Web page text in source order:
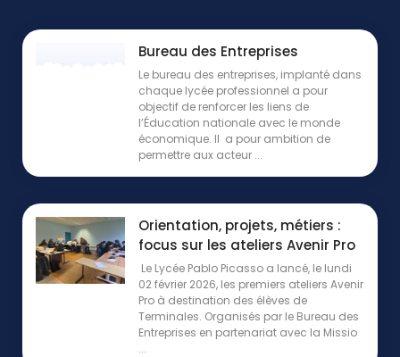
Bureau des Entreprises
Le bureau des entreprises, implanté dans
chaque lycée professionnel a pour
objectif de renforcer les liens de
l’Éducation nationale avec le monde
économique. Il a pour ambition de
permettre aux acteur ...
Orientation, projets, métiers :
focus sur les ateliers Avenir Pro
Le Lycée Pablo Picasso a lancé, le lundi
02 février 2026, les premiers ateliers Avenir
Pro à destination des élèves de
Terminales. Organisés par le Bureau des
Entreprises en partenariat avec la Missio
...